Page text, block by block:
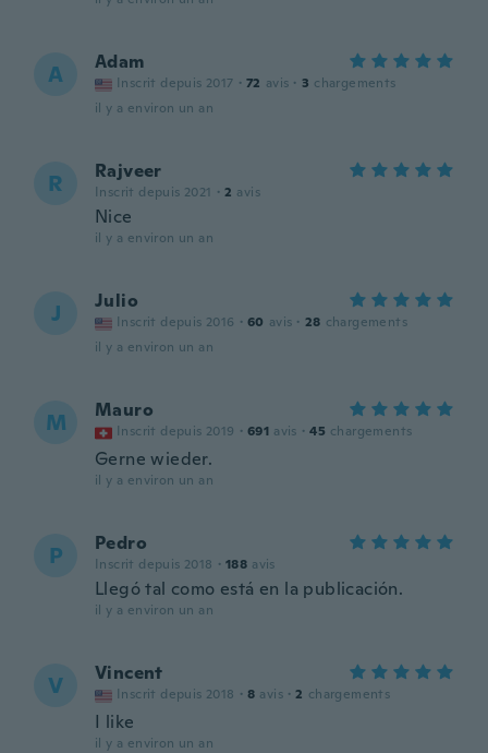
A Adam
Inscrit depuis 2017 · 72 avis · 3 chargements
il y a environ un an
R Rajveer
Inscrit depuis 2021 · 2 avis
Nice
il y a environ un an
J Julio
Inscrit depuis 2016 · 60 avis · 28 chargements
il y a environ un an
M Mauro
Inscrit depuis 2019 · 691 avis · 45 chargements
Gerne wieder.
il y a environ un an
P Pedro
Inscrit depuis 2018 · 188 avis
Llegó tal como está en la publicación.
il y a environ un an
V Vincent
Inscrit depuis 2018 · 8 avis · 2 chargements
I like
il y a environ un an